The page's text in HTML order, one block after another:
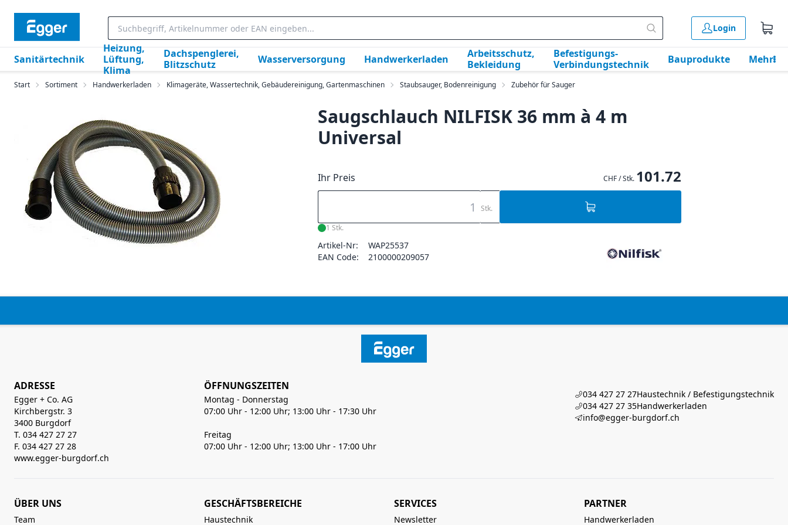
Login
Sanitärtechnik
Heizung,
Lüftung,
Klima
Dachspenglerei,
Blitzschutz
Wasserversorgung Handwerkerladen
Arbeitsschutz,
Bekleidung
Befestigungs-
Verbindungstechnik
Bauprodukte Mehr
Start Sortiment Handwerkerladen Klimageräte, Wassertechnik, Gebäudereinigung, Gartenmaschinen Staubsauger, Bodenreinigung Zubehör für Sauger
Saugschlauch NILFISK 36 mm à 4 m
Universal
Ihr Preis CHF / Stk. 101.72
Stk.
1 Stk.
Artikel-Nr:
WAP25537
EAN Code:
2100000209057
ADRESSE
Egger + Co. AG
Kirchbergstr. 3
3400 Burgdorf
T. 034 427 27 27
F. 034 427 27 28
www.egger-burgdorf.ch
ÖFFNUNGSZEITEN
Montag - Donnerstag
07:00 Uhr - 12:00 Uhr; 13:00 Uhr - 17:30 Uhr
Freitag
07:00 Uhr - 12:00 Uhr; 13:00 Uhr - 17:00 Uhr
034 427 27 27Haustechnik / Befestigungstechnik
034 427 27 35Handwerkerladen
info@egger-burgdorf.ch
ÜBER UNS
Team
GESCHÄFTSBEREICHE
Haustechnik
SERVICES
Newsletter
PARTNER
Handwerkerladen